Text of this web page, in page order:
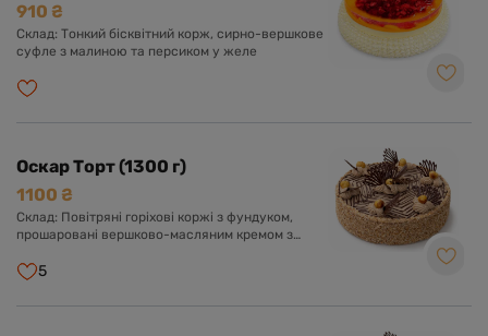
910 ₴
Склад: Тонкий бісквітний корж, сирно-вершкове
суфле з малиною та персиком у желе
Оскар Торт (1300 г)
1100 ₴
Склад: Повітряні горіхові коржі з фундуком,
прошаровані вершково-масляним кремом з
Оформлений кремом, шоколадною глазур'ю та
5